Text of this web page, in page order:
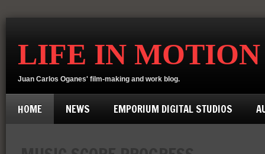
LIFE IN MOTION
Juan Carlos Oganes' film-making and work blog.
HOME NEWS EMPORIUM DIGITAL STUDIOS